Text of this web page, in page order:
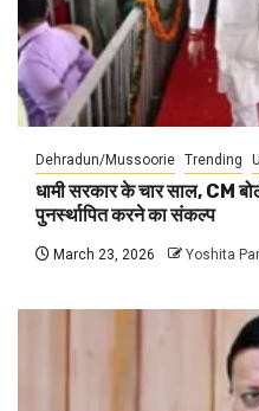
Dehradun/Mussoorie Trending
धामी सरकार के चार साल, CM
पुनर्स्थापित करने का संकल्प
March 23, 2026 Yoshita